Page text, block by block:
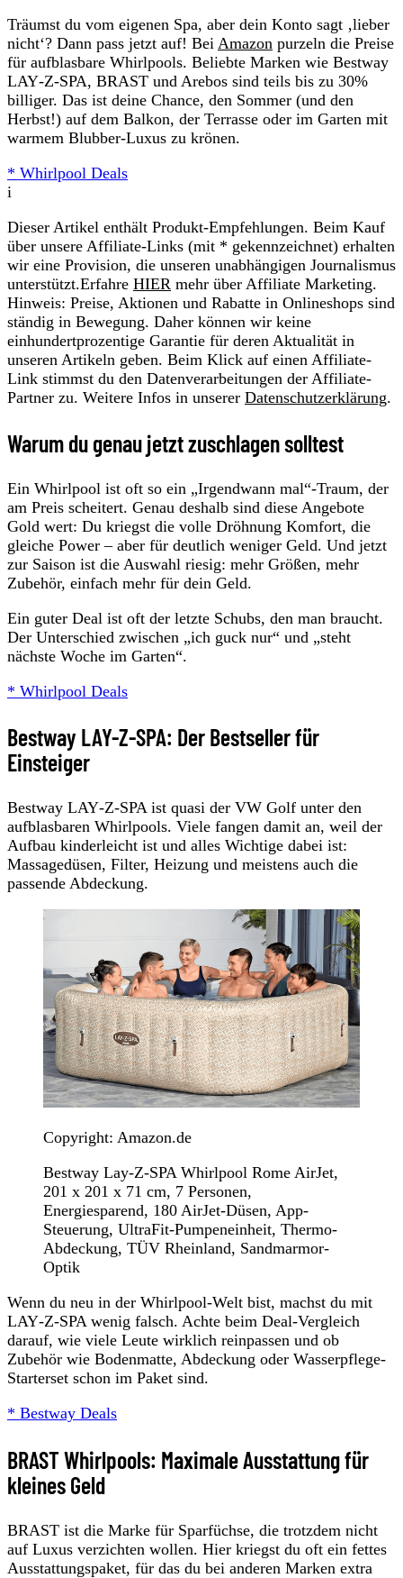
Träumst du vom eigenen Spa, aber dein Konto sagt ‚lieber
nicht‘? Dann pass jetzt auf! Bei Amazon purzeln die Preise
für aufblasbare Whirlpools. Beliebte Marken wie Bestway
LAY‑Z‑SPA, BRAST und Arebos sind teils bis zu 30%
billiger. Das ist deine Chance, den Sommer (und den
Herbst!) auf dem Balkon, der Terrasse oder im Garten mit
warmem Blubber-Luxus zu krönen.
* Whirlpool Deals
i
Dieser Artikel enthält Produkt-Empfehlungen. Beim Kauf
über unsere Affiliate-Links (mit * gekennzeichnet) erhalten
wir eine Provision, die unseren unabhängigen Journalismus
unterstützt.Erfahre HIER mehr über Affiliate Marketing.
Hinweis: Preise, Aktionen und Rabatte in Onlineshops sind
ständig in Bewegung. Daher können wir keine
einhundertprozentige Garantie für deren Aktualität in
unseren Artikeln geben. Beim Klick auf einen Affiliate-
Link stimmst du den Datenverarbeitungen der Affiliate-
Partner zu. Weitere Infos in unserer Datenschutzerklärung.
Warum du genau jetzt zuschlagen solltest
Ein Whirlpool ist oft so ein „Irgendwann mal“-Traum, der
am Preis scheitert. Genau deshalb sind diese Angebote
Gold wert: Du kriegst die volle Dröhnung Komfort, die
gleiche Power – aber für deutlich weniger Geld. Und jetzt
zur Saison ist die Auswahl riesig: mehr Größen, mehr
Zubehör, einfach mehr für dein Geld.
Ein guter Deal ist oft der letzte Schubs, den man braucht.
Der Unterschied zwischen „ich guck nur“ und „steht
nächste Woche im Garten“.
* Whirlpool Deals
Bestway LAY-Z-SPA: Der Bestseller für
Einsteiger
Bestway LAY‑Z‑SPA ist quasi der VW Golf unter den
aufblasbaren Whirlpools. Viele fangen damit an, weil der
Aufbau kinderleicht ist und alles Wichtige dabei ist:
Massagedüsen, Filter, Heizung und meistens auch die
passende Abdeckung.
Copyright: Amazon.de
Bestway Lay-Z-SPA Whirlpool Rome AirJet,
201 x 201 x 71 cm, 7 Personen,
Energiesparend, 180 AirJet-Düsen, App-
Steuerung, UltraFit-Pumpeneinheit, Thermo-
Abdeckung, TÜV Rheinland, Sandmarmor-
Optik
Wenn du neu in der Whirlpool-Welt bist, machst du mit
LAY‑Z‑SPA wenig falsch. Achte beim Deal-Vergleich
darauf, wie viele Leute wirklich reinpassen und ob
Zubehör wie Bodenmatte, Abdeckung oder Wasserpflege-
Starterset schon im Paket sind.
* Bestway Deals
BRAST Whirlpools: Maximale Ausstattung für
kleines Geld
BRAST ist die Marke für Sparfüchse, die trotzdem nicht
auf Luxus verzichten wollen. Hier kriegst du oft ein fettes
Ausstattungspaket, für das du bei anderen Marken extra